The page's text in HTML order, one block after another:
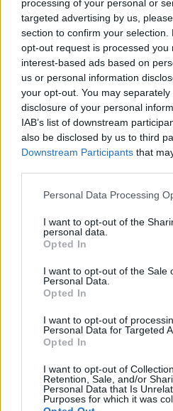
processing of your personal or
targeted advertising by us,
section to confirm your
opt-out request is processed you
interest-based ads based on
us or personal information
your opt-out. You may
disclosure of your personal
IAB’s list of downstream
also be disclosed by us to third
Downstream Participants that
Please note that this website/
not limited to your visit or usage
grant or deny consent to Google
use your data for below
consent section.
Personal Data Processing
I want to opt-out of the
personal data.
Opted In
I want to opt-out of the Sale
Personal Data.
Opted In
I want to opt-out of
Personal Data for Targeted
Opted In
I want to opt-out of
Retention, Sale, and/or
Personal Data that Is
Purposes for which it was
olyan üléseken, ahol
jellegű javaslatok
hozzájárulás
a mostani fellépés
– fogalmazott Homoki
Homoki Tamás – kecskeméti